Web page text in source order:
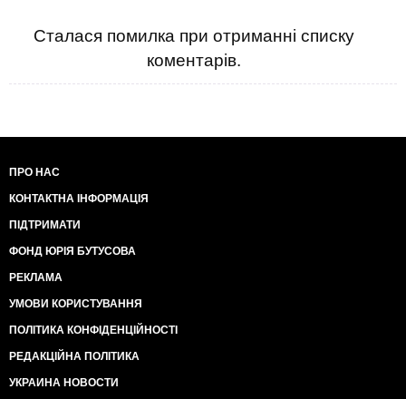
Сталася помилка при отриманні списку
коментарів.
ПРО НАС
КОНТАКТНА ІНФОРМАЦІЯ
ПІДТРИМАТИ
ФОНД ЮРІЯ БУТУСОВА
РЕКЛАМА
УМОВИ КОРИСТУВАННЯ
ПОЛІТИКА КОНФІДЕНЦІЙНОСТІ
РЕДАКЦІЙНА ПОЛІТИКА
УКРАИНА НОВОСТИ